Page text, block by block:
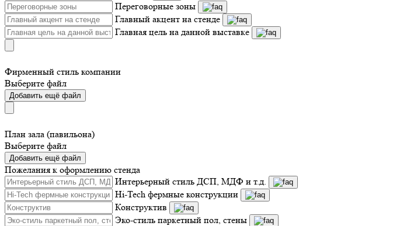
Переговорные зоны
Главный акцент на стенде
Главная цель на данной выставке
Фирменный стиль компании
Выберите файл
Добавить ещё файл
План зала (павильона)
Выберите файл
Добавить ещё файл
Пожелания к оформлению стенда
Интерьерный стиль ДСП, МДФ и т.д.
Hi-Tech фермные конструкции
Конструктив
Эко-стиль паркетный пол, стены